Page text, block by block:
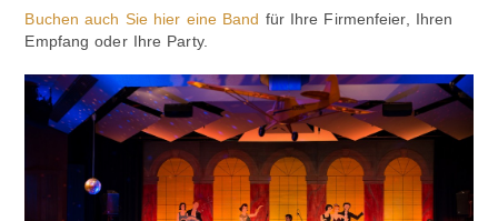
Buchen auch Sie hier eine Band für Ihre Firmenfeier, Ihren
Empfang oder Ihre Party.